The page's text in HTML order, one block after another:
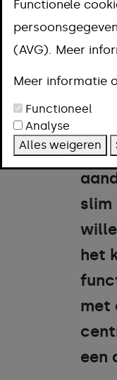
Het
slim
het
met
een
Functionele
(AVG). Meer
Meer informatie
Functioneel
Analyse
Alles weigeren